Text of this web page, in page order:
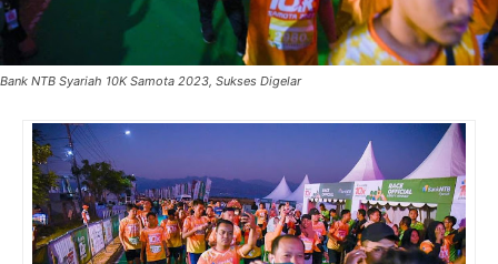
Bank NTB Syariah 10K Samota 2023, Sukses Digelar